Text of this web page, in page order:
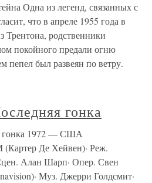
Одна из легенд, связанных с
что в апреле 1955 года в
родственники
покойного предали огню
пепел был развеян по ветру.
гонка
гонка 1972 — США
Де Хейвен)· Реж.
Алан Шарп· Опер. Свен
Муз. Джерри Голдсмит·